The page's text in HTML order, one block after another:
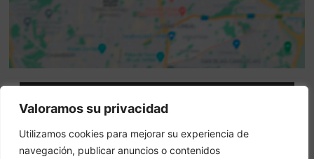
Valoramos su privacidad
Utilizamos cookies para mejorar su experiencia de
navegación, publicar anuncios o contenidos
Attenzione: questo non è un sito ufficiale. Questo sito
contiene informazioni sull hotel e offre un servizio di
prenotazione online.
Siete il proprietario di questo sito web?–